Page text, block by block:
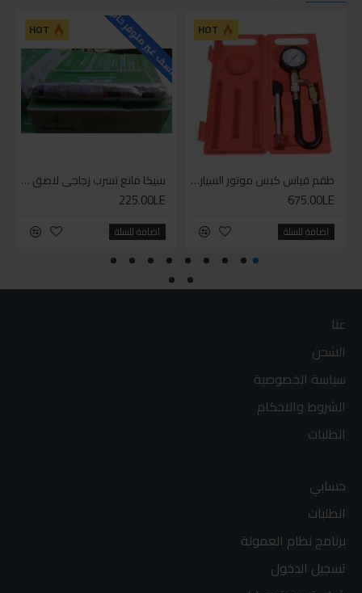
HOT
طقم قياس كبس موتور السياره 3 ق
675.00LE
اضافة للسلة
HOT للاسف غير متوفر حاليا
سيكا مانع تسرب زجاجي لاصق اسود 600 مل
225.00LE
اضافة للسلة
عنا
الشحن
سياسة الخصوصية
الشروط والاحكام
الطلبات
حسابي
الطلبات
برنامج نظام العمولة
تسجيل الدخول